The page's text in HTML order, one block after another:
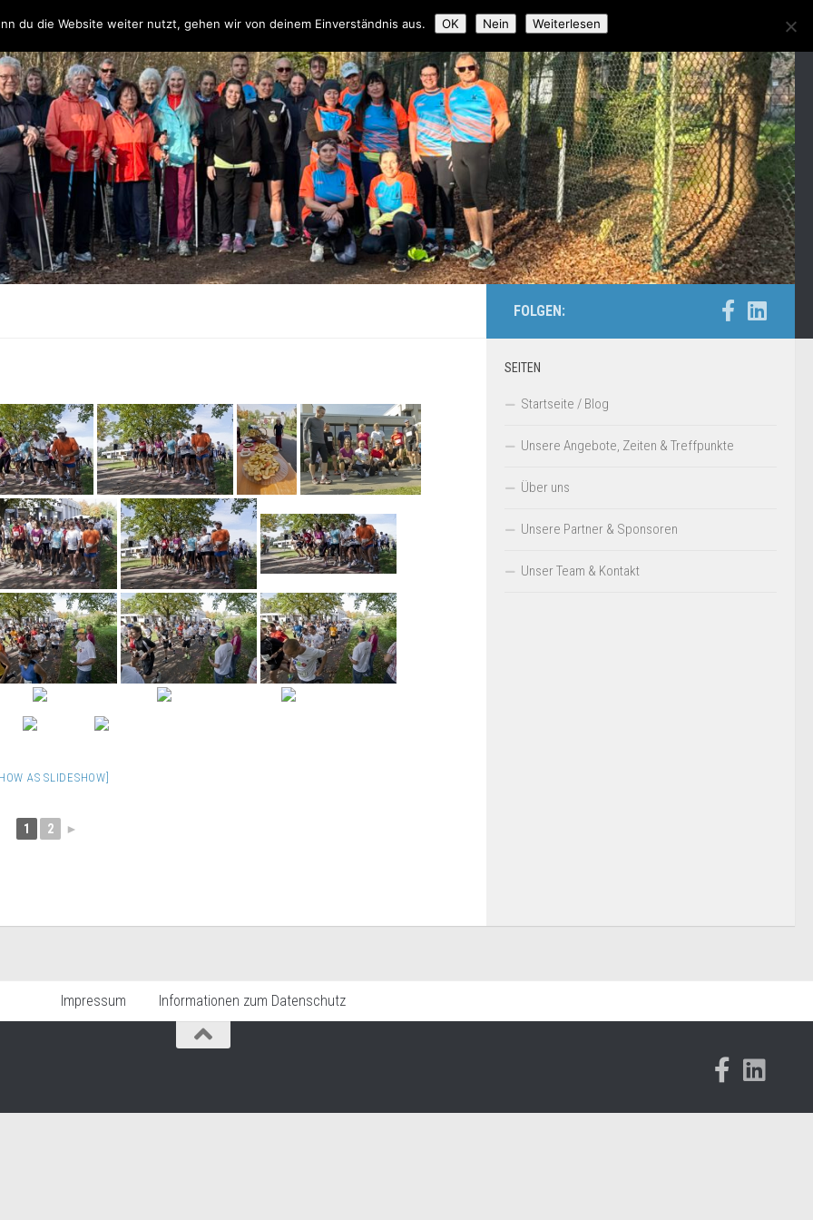
uns Unsere Partner & Sponsoren Unser Team & Kontakt
AS SLIDESHOW]
1 2 ►
FOLGEN:
SEITEN
Startseite / Blog
Unsere Angebote, Zeiten & Treffpunkte
Über uns
Unsere Partner & Sponsoren
Unser Team & Kontakt
Impressum Informationen zum Datenschutz
du die Website weiter nutzt, gehen wir von deinem Einverständnis aus. OK Nein Weiterlesen